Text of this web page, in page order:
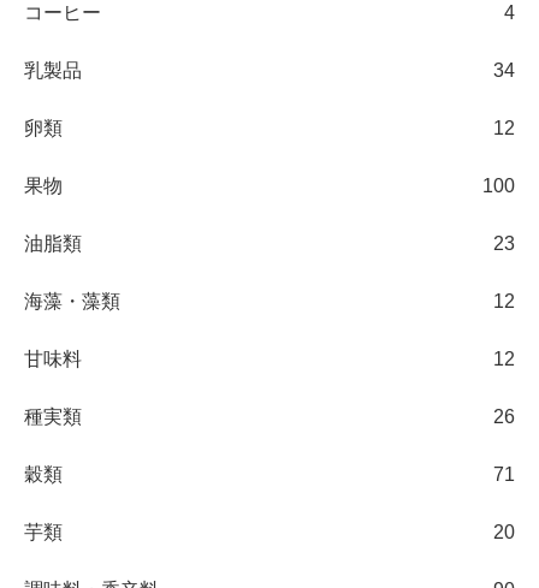
コーヒー 4
乳製品 34
卵類 12
果物 100
油脂類 23
海藻・藻類 12
甘味料 12
種実類 26
穀類 71
芋類 20